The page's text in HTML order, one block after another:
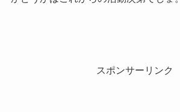
スポンサーリンク